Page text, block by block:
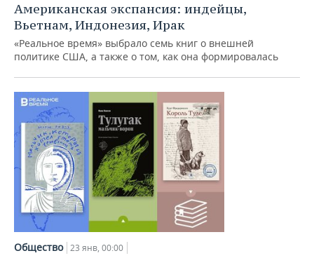
Американская экспансия: индейцы,
Вьетнам, Индонезия, Ирак
«Реальное время» выбрало семь книг о внешней
политике США, а также о том, как она формировалась
Общество 23 янв, 00:00